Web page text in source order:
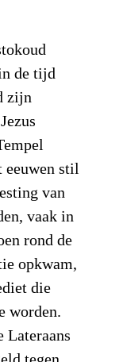
de tijd
zijn
eeuwen stil
van
vaak in
rond de
opkwam,
die
worden.
Lateraans